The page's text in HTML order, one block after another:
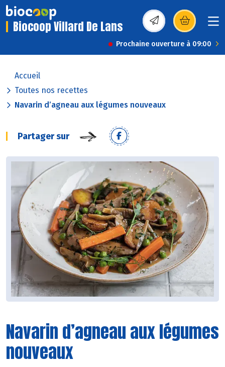
Biocoop Villard De Lans (s’ouvre dans une
Prochaine ouverture à 09:00
Accueil
Toutes nos recettes
Navarin d’agneau aux légumes nouveaux
Partager sur
Navarin d’agneau aux légumes
nouveaux